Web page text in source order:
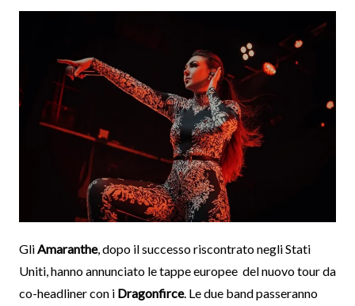
Gli Amaranthe, dopo il successo riscontrato negli Stati
Uniti, hanno annunciato le tappe europee del nuovo tour da
co-headliner con i Dragonfirce. Le due band passeranno